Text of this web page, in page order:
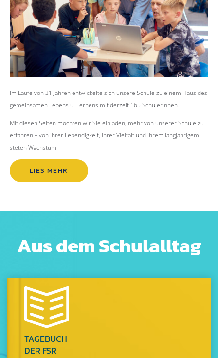
Im Laufe von 21 Jahren entwickelte sich unsere Schule zu einem Haus des
gemeinsamen Lebens u. Lernens mit derzeit 165 SchülerInnen.
Mit diesen Seiten möchten wir Sie einladen, mehr von unserer Schule zu
erfahren – von ihrer Lebendigkeit, ihrer Vielfalt und ihrem langjährigem
steten Wachstum.
LIES MEHR
Aus dem Schulalltag
TAGEBUCH
DER FSR